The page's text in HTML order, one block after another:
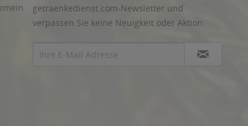
getraenkedienst.com-Newsletter und
verpassen Sie keine Neuigkeit oder Aktion.